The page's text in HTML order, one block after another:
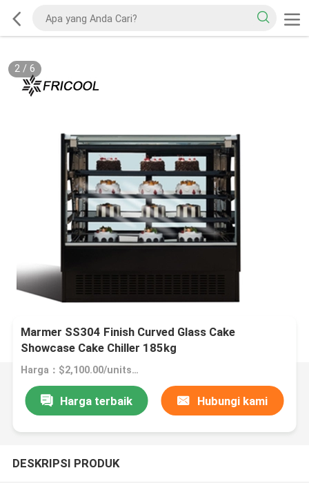
2/ 6
Marmer SS304 Finish Curved Glass Cake
Showcase Cake Chiller 185kg
Harga：$2,100.00/units 1-4 units
Harga terbaik Hubungi kami
DESKRIPSI PRODUK